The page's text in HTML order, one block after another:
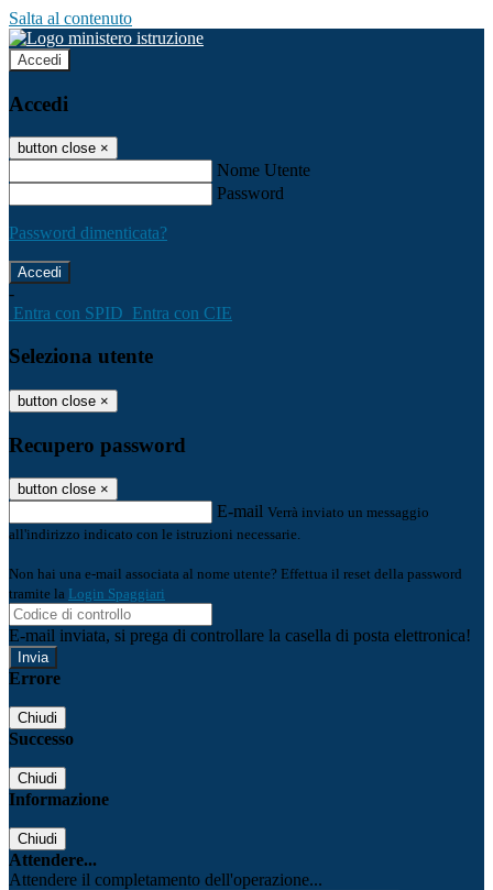
Salta al contenuto
Accedi
Accedi
button close ×
Nome Utente
Password
Password dimenticata?
-
Entra con SPID Entra con CIE
Seleziona utente
button close ×
Recupero password
button close ×
E-mail Verrà inviato un messaggio
all'indirizzo indicato con le istruzioni necessarie.
Non hai una e-mail associata al nome utente? Effettua il reset della password
tramite la Login Spaggiari
E-mail inviata, si prega di controllare la casella di posta elettronica!
Errore
Chiudi
Successo
Chiudi
Informazione
Chiudi
Attendere...
Attendere il completamento dell'operazione...